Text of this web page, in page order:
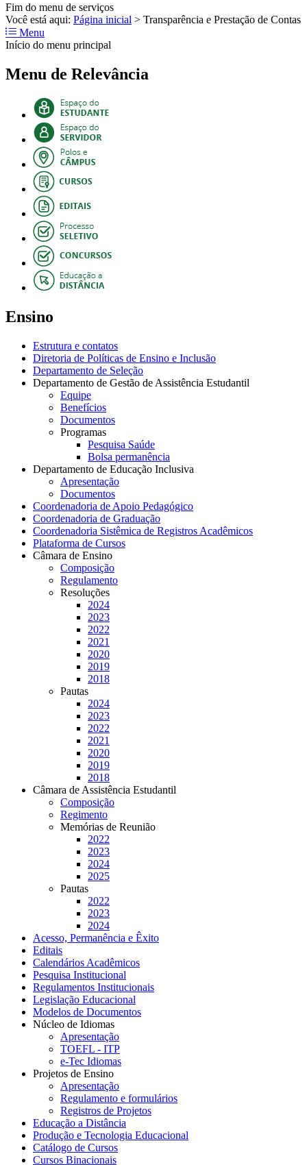
Fim do menu de serviços
Você está aqui: Página inicial > Transparência e Prestação de Contas
Menu
Início do menu principal
Menu de Relevância
Ensino
Estrutura e contatos
Diretoria de Políticas de Ensino e Inclusão
Departamento de Seleção
Departamento de Gestão de Assistência Estudantil
Equipe
Benefícios
Documentos
Programas
Pesquisa Saúde
Bolsa permanência
Departamento de Educação Inclusiva
Apresentação
Documentos
Coordenadoria de Apoio Pedagógico
Coordenadoria de Graduação
Coordenadoria Sistêmica de Registros Acadêmicos
Plataforma de Cursos
Câmara de Ensino
Composição
Regulamento
Resoluções
2024
2023
2022
2021
2020
2019
2018
Pautas
2024
2023
2022
2021
2020
2019
2018
Câmara de Assistência Estudantil
Composição
Regimento
Memórias de Reunião
2022
2023
2024
2025
Pautas
2022
2023
2024
Acesso, Permanência e Êxito
Editais
Calendários Acadêmicos
Pesquisa Institucional
Regulamentos Institucionais
Legislação Educacional
Modelos de Documentos
Núcleo de Idiomas
Apresentação
TOEFL - ITP
e-Tec Idiomas
Projetos de Ensino
Apresentação
Regulamento e formulários
Registros de Projetos
Educação a Distância
Produção e Tecnologia Educacional
Catálogo de Cursos
Cursos Binacionais